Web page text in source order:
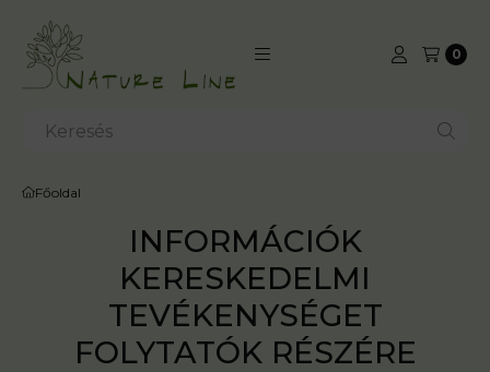
0
INFORMÁCIÓK
KERESKEDELMI
TEVÉKENYSÉGET
FOLYTATÓK RÉSZÉRE